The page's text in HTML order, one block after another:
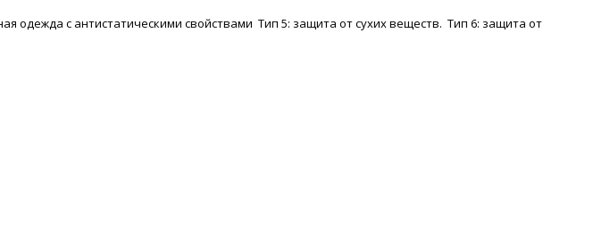
с антистатическими свойствами Тип 5: защита от сухих веществ. Тип 6: защита от